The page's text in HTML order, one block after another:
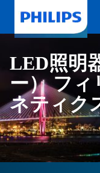
LED照明
ー） フィ
ネティク